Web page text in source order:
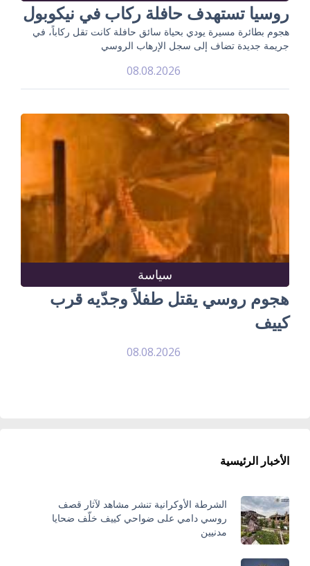
روسيا تستهدف حافلة ركاب في نيكوبول
هجوم بطائرة مسيرة يودي بحياة سائق حافلة كانت تقل ركاباً، في
جريمة جديدة تضاف إلى سجل الإرهاب الروسي
08.08.2026
سياسة
هجوم روسي يقتل طفلاً وجدّيه قرب
كييف
08.08.2026
الأخبار الرئيسية
الشرطة الأوكرانية تنشر مشاهد لآثار قصف
روسي دامي على ضواحي كييف خلّف ضحايا
مدنيين